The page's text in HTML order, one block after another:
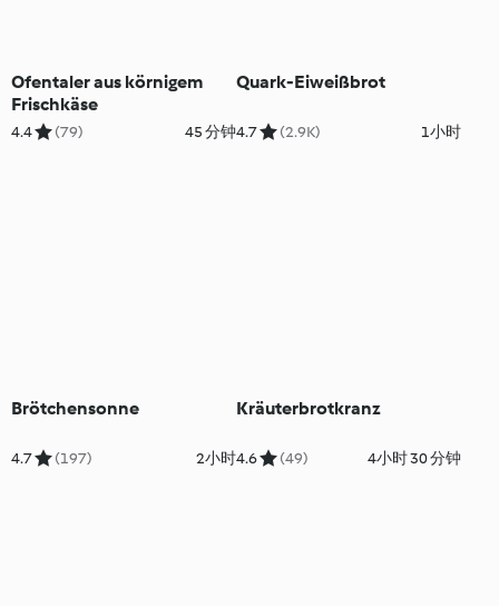
Ofentaler aus körnigem
Frischkäse
4.4 (79) 45 分钟
Quark-Eiweißbrot
4.7 (2.9K) 1小时
Brötchensonne
4.7 (197) 2小时
Kräuterbrotkranz
4.6 (49) 4小时 30 分钟